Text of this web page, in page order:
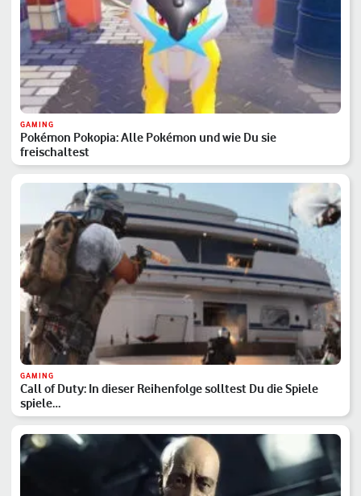
GAMING
Pokémon Pokopia: Alle Pokémon und wie Du sie
freischaltest
GAMING
Call of Duty: In dieser Reihenfolge solltest Du die Spiele
spiele…